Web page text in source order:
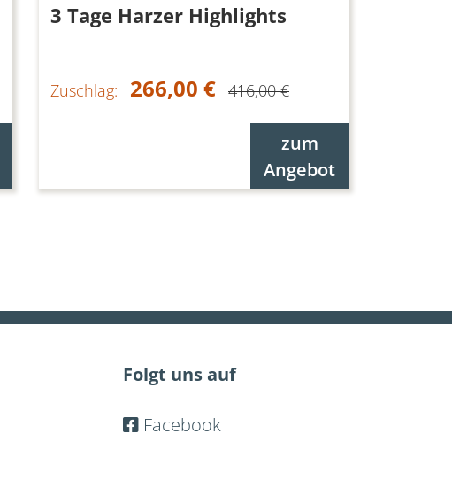
3 Tage Harzer Highlights
Zuschlag: 266,00 € 416,00 €
zum
Angebot
Folgt uns auf
Facebook